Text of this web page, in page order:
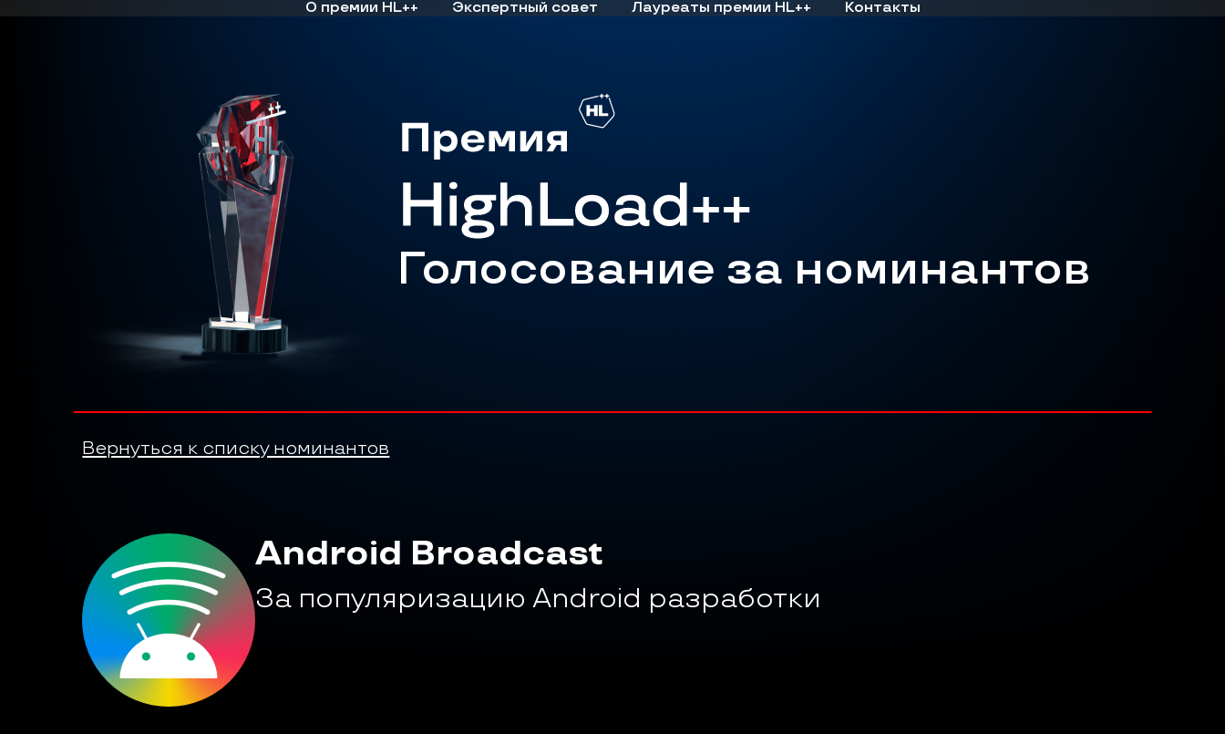
О премии HL++ Экспертный совет Лауреаты премии HL++ Контакты
Голосование за номинантов
Вернуться к списку номинантов
Android Broadcast
За популяризацию Android разработки